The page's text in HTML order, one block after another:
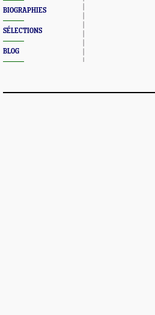
BIOGRAPHIES
SÉLECTIONS
BLOG